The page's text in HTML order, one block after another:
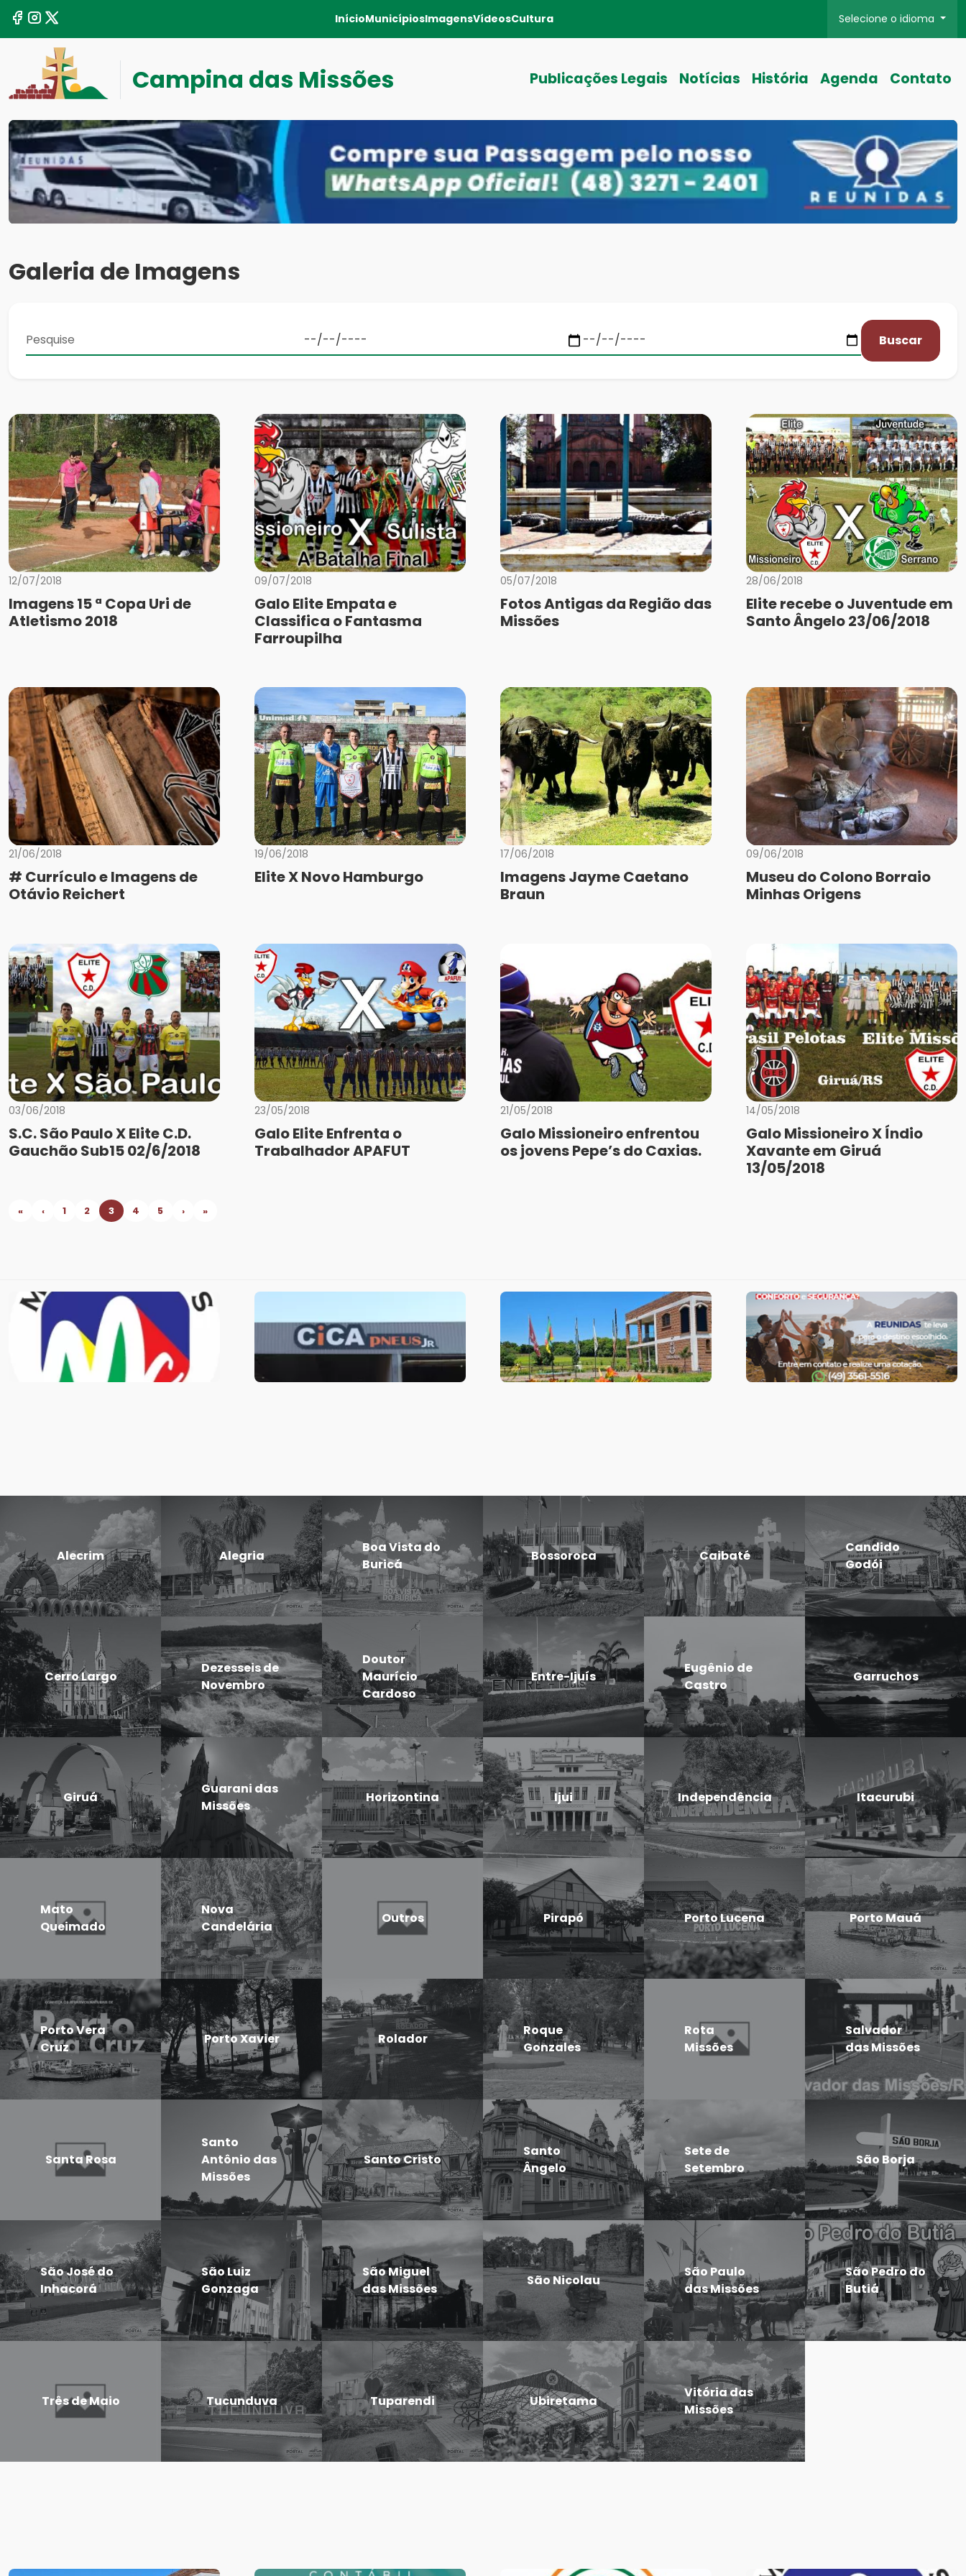
InícioMunicípiosImagensVídeosCultura Selecione o idioma
Campina das Missões Publicações Legais Notícias História Agenda Contato
Galeria de Imagens
Buscar
12/07/2018
Imagens 15 ª Copa Uri de
Atletismo 2018
09/07/2018
Galo Elite Empata e
Classifica o Fantasma
Farroupilha
05/07/2018
Fotos Antigas da Região das
Missões
28/06/2018
Elite recebe o Juventude em
Santo Ângelo 23/06/2018
21/06/2018
# Currículo e Imagens de
Otávio Reichert
19/06/2018
Elite X Novo Hamburgo
17/06/2018
Imagens Jayme Caetano
Braun
09/06/2018
Museu do Colono Borraio
Minhas Origens
03/06/2018
S.C. São Paulo X Elite C.D.
Gauchão Sub15 02/6/2018
23/05/2018
Galo Elite Enfrenta o
Trabalhador APAFUT
21/05/2018
Galo Missioneiro enfrentou
os jovens Pepe’s do Caxias.
14/05/2018
Galo Missioneiro X Índio
Xavante em Giruá
13/05/2018
« ‹ 1 2 3 4 5 › »
Alecrim Alegria
Boa Vista do
Buricá
Bossoroca Caibaté
Candido
Godói
Cerro Largo
Dezesseis de
Novembro
Doutor
Maurício
Cardoso
Entre-Ijuís
Eugênio de
Castro
Garruchos
Giruá
Guarani das
Missões
Horizontina Ijui Independência Itacurubi
Mato
Queimado
Nova
Candelária
Outros Pirapó Porto Lucena Porto Mauá
Porto Vera
Cruz
Porto Xavier Rolador
Roque
Gonzales
Rota
Missões
Salvador
das Missões
Santa Rosa
Santo
Antônio das
Missões
Santo Cristo
Santo
Ângelo
Sete de
Setembro
São Borja
São José do
Inhacorá
São Luiz
Gonzaga
São Miguel
das Missões
São Nicolau
São Paulo
das Missões
São Pedro do
Butiá
Três de Maio Tucunduva Tuparendi Ubiretama
Vitória das
Missões